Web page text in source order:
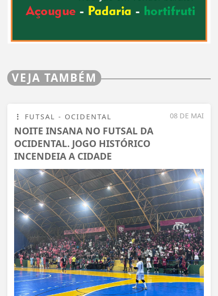
VEJA TAMBÉM
08 DE MAI
FUTSAL - OCIDENTAL
NOITE INSANA NO FUTSAL DA
OCIDENTAL. JOGO HISTÓRICO
INCENDEIA A CIDADE